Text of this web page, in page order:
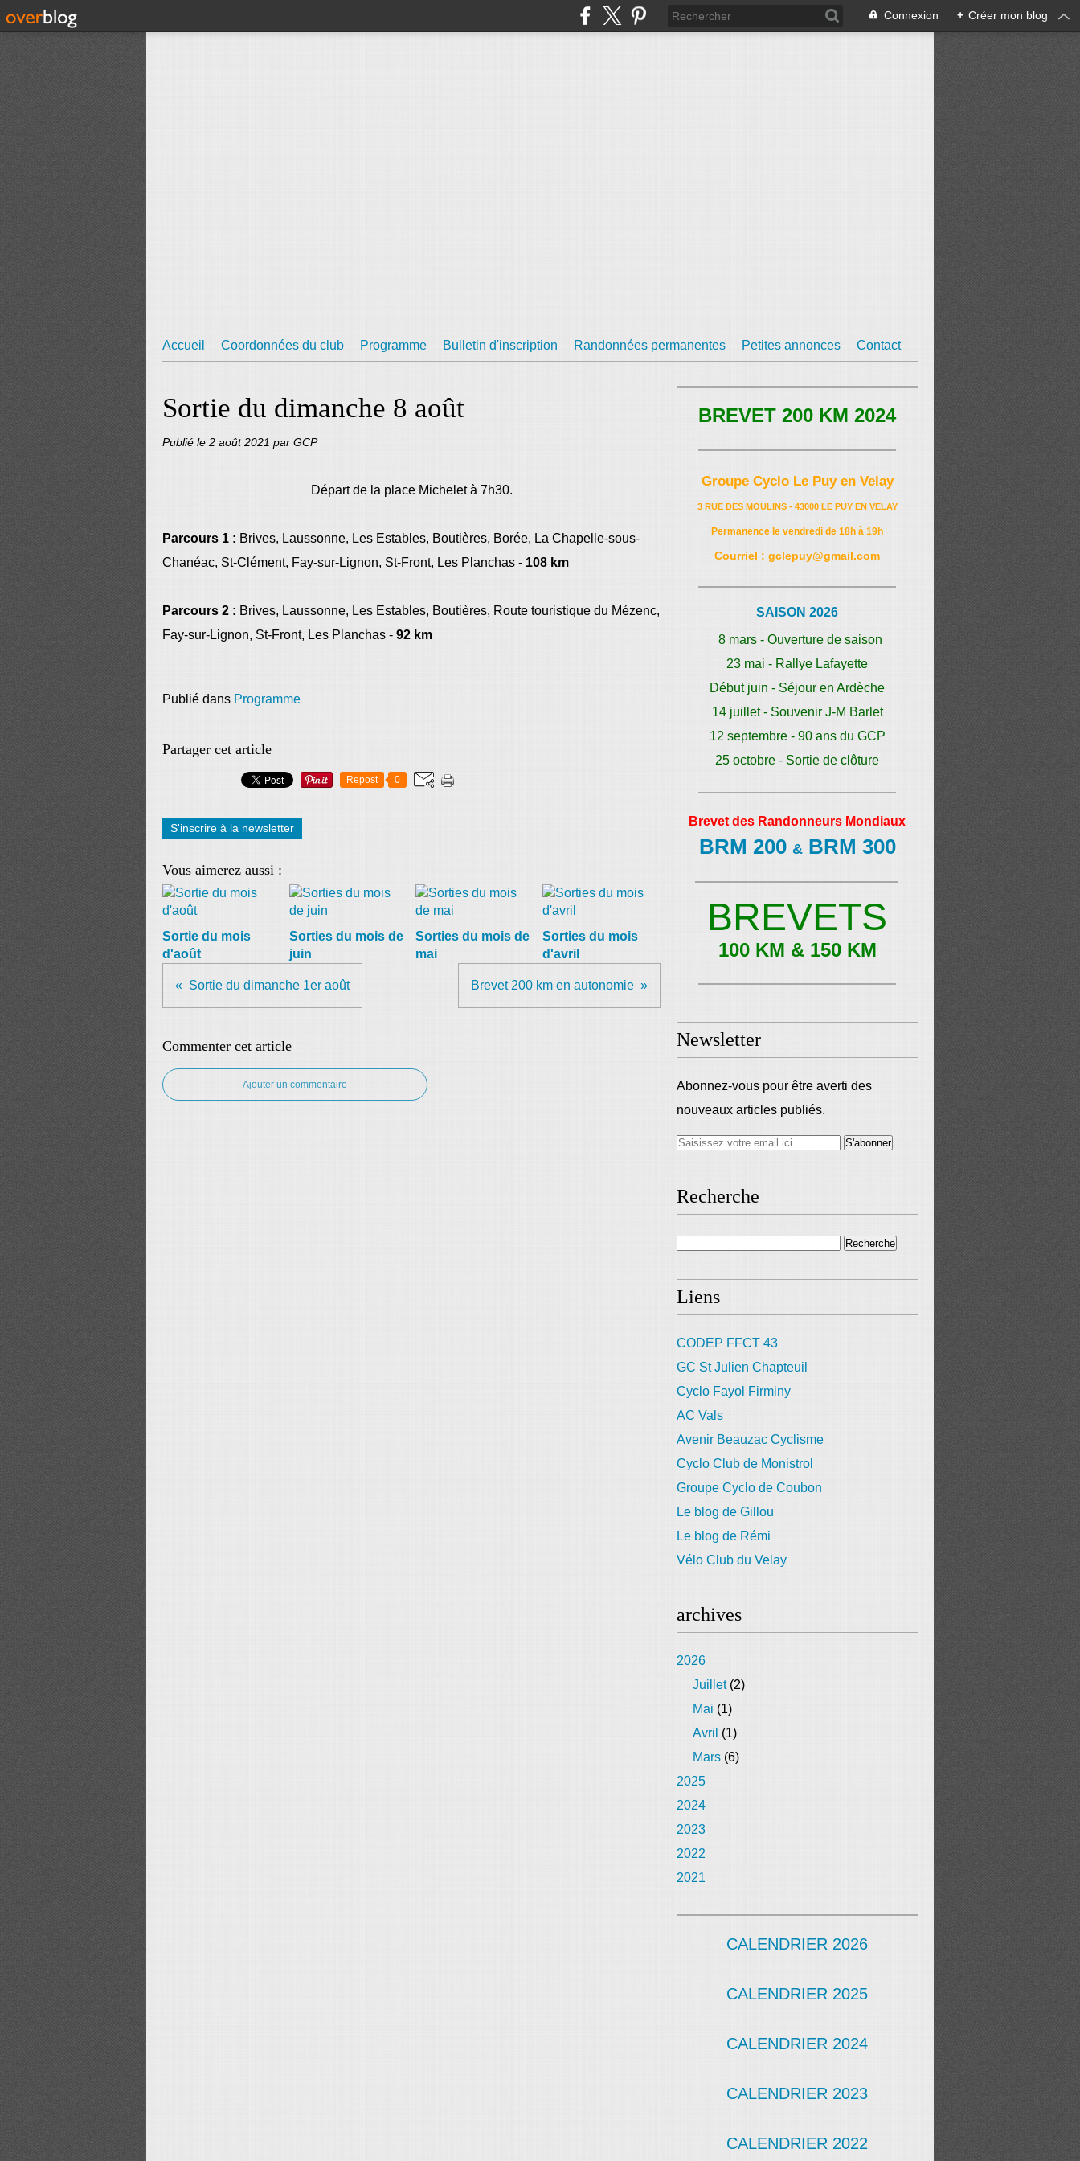
Connexion + Créer mon blog
Accueil Coordonnées du club Programme Bulletin d'inscription Randonnées permanentes Petites annonces Contact
Sortie du dimanche 8 août
Publié le 2 août 2021 par GCP
Départ de la place Michelet à 7h30.
Parcours 1 : Brives, Laussonne, Les Estables, Boutières, Borée, La Chapelle-sous-
Chanéac, St-Clément, Fay-sur-Lignon, St-Front, Les Planchas - 108 km
Parcours 2 : Brives, Laussonne, Les Estables, Boutières, Route touristique du Mézenc,
Fay-sur-Lignon, St-Front, Les Planchas - 92 km
Publié dans Programme
Partager cet article
Repost 0
S'inscrire à la newsletter
Vous aimerez aussi :
Sortie du mois
d'août
Sorties du mois de
juin
Sorties du mois de
mai
Sorties du mois
d'avril
Sortie du dimanche 1er août Brevet 200 km en autonomie
Commenter cet article
Ajouter un commentaire
BREVET 200 KM 2024
Groupe Cyclo Le Puy en Velay
3 RUE DES MOULINS - 43000 LE PUY EN VELAY
Permanence le vendredi de 18h à 19h
Courriel : gclepuy@gmail.com
SAISON 2026
8 mars - Ouverture de saison
23 mai - Rallye Lafayette
Début juin - Séjour en Ardèche
14 juillet - Souvenir J-M Barlet
12 septembre - 90 ans du GCP
25 octobre - Sortie de clôture
Brevet des Randonneurs Mondiaux
BRM 200 &BRM 300
BREVETS
100 KM & 150 KM
Newsletter
Abonnez-vous pour être averti des
nouveaux articles publiés.
Recherche
Liens
CODEP FFCT 43
GC St Julien Chapteuil
Cyclo Fayol Firminy
AC Vals
Avenir Beauzac Cyclisme
Cyclo Club de Monistrol
Groupe Cyclo de Coubon
Le blog de Gillou
Le blog de Rémi
Vélo Club du Velay
archives
2026
Juillet(2)
Mai (1)
Avril (1)
Mars (6)
2025
2024
2023
2022
2021
CALENDRIER 2026
CALENDRIER 2025
CALENDRIER 2024
CALENDRIER 2023
CALENDRIER 2022